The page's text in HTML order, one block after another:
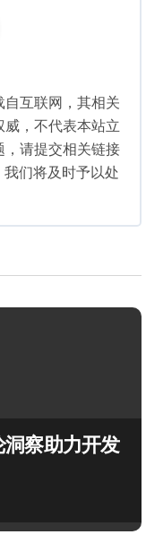
自互联网，其相关
，不代表本站立
请提交相关链接
们将及时予以处
察助力开发